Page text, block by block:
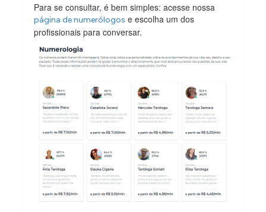
Para se consultar, é bem simples: acesse nossa
página de numerólogos e escolha um dos
profissionais para conversar.